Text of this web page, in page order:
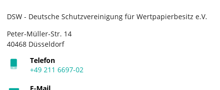
DSW - Deutsche Schutzvereinigung für Wertpapierbesitz e.V.
Peter-Müller-Str. 14
40468 Düsseldorf
Telefon
+49 211 6697-02